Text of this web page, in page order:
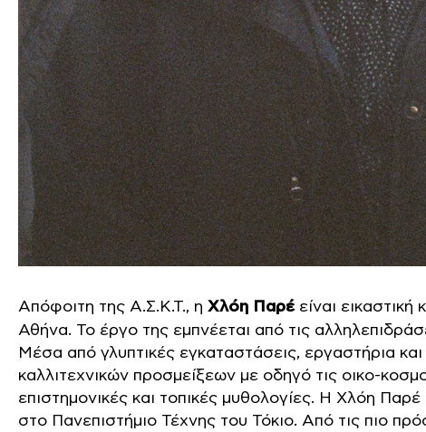
Απόφοιτη της Α.Σ.Κ.Τ., η Χλόη Παρέείναι εικαστική
Αθήνα. Το έργο της εμπνέεται από τις
Μέσα από γλυπτικές εγκαταστάσεις, εργαστήρια
καλλιτεχνικών προσμείξεων με οδηγό τις οικο-
επιστημονικές και τοπικές μυθολογίες. Η Χλόη
στο Πανεπιστήμιο Τέχνης του Τόκιο. Από τις πιο